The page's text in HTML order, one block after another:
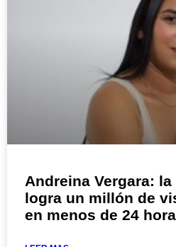
Andreina Vergara:
logra un millón de
en menos de 24